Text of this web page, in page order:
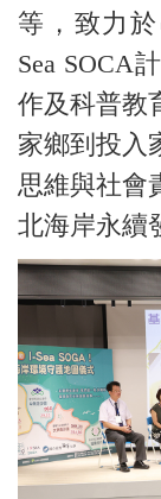
等，致力
Sea SOCA
作及科普教
家鄉到投入
思維與社會
北海岸永續